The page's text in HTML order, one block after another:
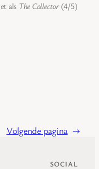
als The Collector(4/5)
Volgende pagina →
SOCIAL